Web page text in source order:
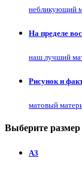
небликующий
На пределе
наш лучший
Рисунок и
матовый
Выберите размер
А3